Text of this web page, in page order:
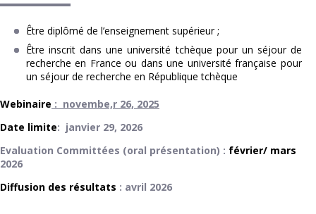
Être diplômé de l’enseignement supérieur ;
Être inscrit dans une université tchèque pour un séjour de
recherche en France ou dans une université française pour
un séjour de recherche en République tchèque
Webinaire : novembe,r 26, 2025
Date limite: janvier 29, 2026
Evaluation Committées (oral présentation) : février/ mars
2026
Diffusion des résultats : avril 2026